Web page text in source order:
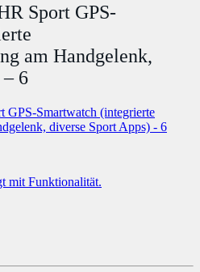
Sport GPS-
am Handgelenk,
6